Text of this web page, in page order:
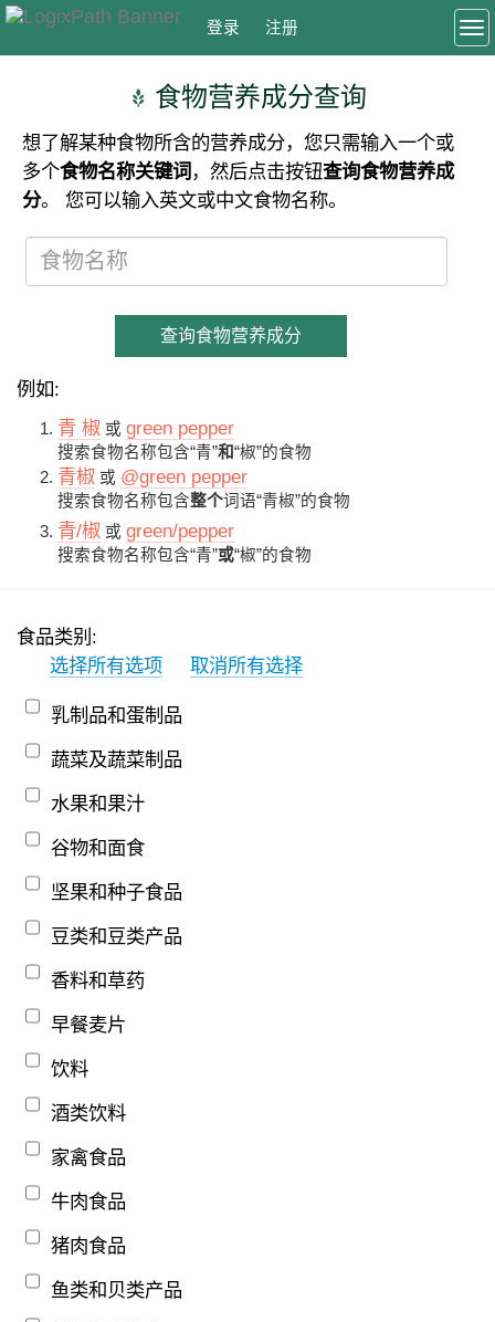
登录 注册
食物营养成分查询
想了解某种食物所含的营养成分，您只需输入一个或
多个食物名称关键词 ，然后点击按钮查询食物营养成
分。 您可以输入英文或中文食物名称。
查询食物营养成分
例如:
青 椒 或green pepper
搜索食物名称包含“青”和“椒”的食物
青椒 或 @green pepper
搜索食物名称包含整个词语“青椒”的食物
青/椒 或green/pepper
搜索食物名称包含“青”或“椒”的食物
食品类别:
选择所有选项
取消所有选择
乳制品和蛋制品
蔬菜及蔬菜制品
水果和果汁
谷物和面食
坚果和种子食品
豆类和豆类产品
香料和草药
早餐麦片
饮料
酒类饮料
家禽食品
牛肉食品
猪肉食品
鱼类和贝类产品